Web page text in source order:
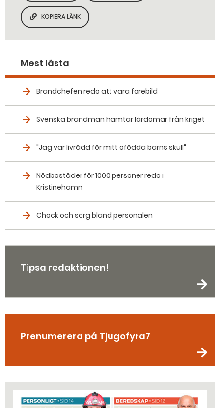
KOPIERA SIDANS LÄNK
KOPIERA LÄNK
Mest lästa
Brandchefen redo att vara förebild
Svenska brandmän hämtar lärdomar från kriget
"Jag var livrädd för mitt ofödda barns skull"
Nödbostäder för 1000 personer redo i
Kristinehamn
Chock och sorg bland personalen
Tipsa redaktionen!
Prenumerera på Tjugofyra7